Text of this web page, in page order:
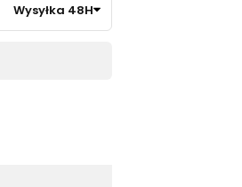
Wysyłka 48H